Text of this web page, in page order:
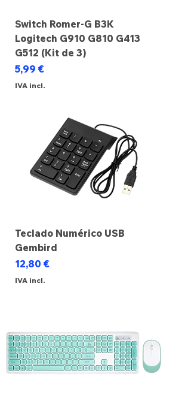
Switch Romer-G B3K
Logitech G910 G810 G413
G512 (Kit de 3)
Preço
5,99 €
IVA incl.
Teclado Numérico USB
Gembird
Preço
12,80 €
IVA incl.